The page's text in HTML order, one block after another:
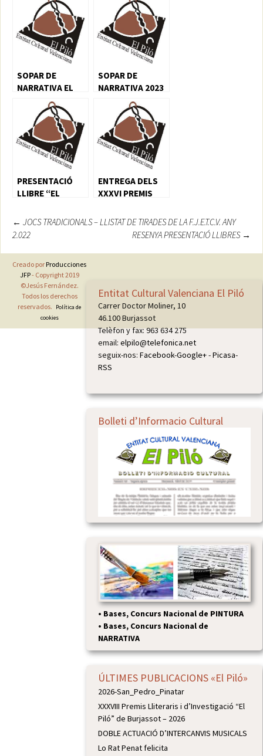
VALENCIANA “EL
PILÓ”
SOPAR DE
NARRATIVA EL
PILO 2022
SOPAR DE
NARRATIVA 2023
PRESENTACIÓ
LLIBRE “EL
ENTREGA DELS
XXXVI PREMIS
D’INVESTIGACIÓ
EL PILÓ 2024
Navegación
de
entradas
← JOCS TRADICIONALS – LLISTAT DE TIRADES DE LA F.J.E.T.C.V. ANY
2.022
RESENYA PRESENTACIÓ LLIBRES →
Entitat Cultural Valenciana El Piló
Carrer Doctor Moliner, 10
46.100 Burjassot
Telèfon y fax: 963 634 275
email: elpilo@telefonica.net
seguix-nos: Facebook-Google+-Picasa-
RSS
Bolleti d’Informacio Cultural
• Bases, Concurs Nacional de PINTURA
• Bases, Concurs Nacional de
NARRATIVA
ÚLTIMES PUBLICACIONS «El Piló»
2026-San_Pedro_Pinatar
XXXVIII Premis Lliteraris i d’Investigació “El
Piló” de Burjassot – 2026
DOBLE ACTUACIÓ D’INTERCANVIS MUSICALS
Lo Rat Penat felicita
Creado por Producciones
JFP- Copyright 2019
©Jesús Fernández.
Todos los derechos
reservados.
Política de
cookies